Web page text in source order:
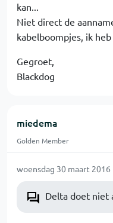
kan...
Niet direct de
kabelboompjes, ik
Gegroet,
Blackdog
miedema
Golden Member
woensdag 30 maart 2016
Delta doet niet